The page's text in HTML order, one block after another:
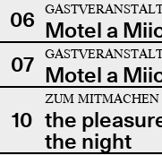
06 Motel a
07 Motel a
10
ZUM MITMACHEN
the
the night